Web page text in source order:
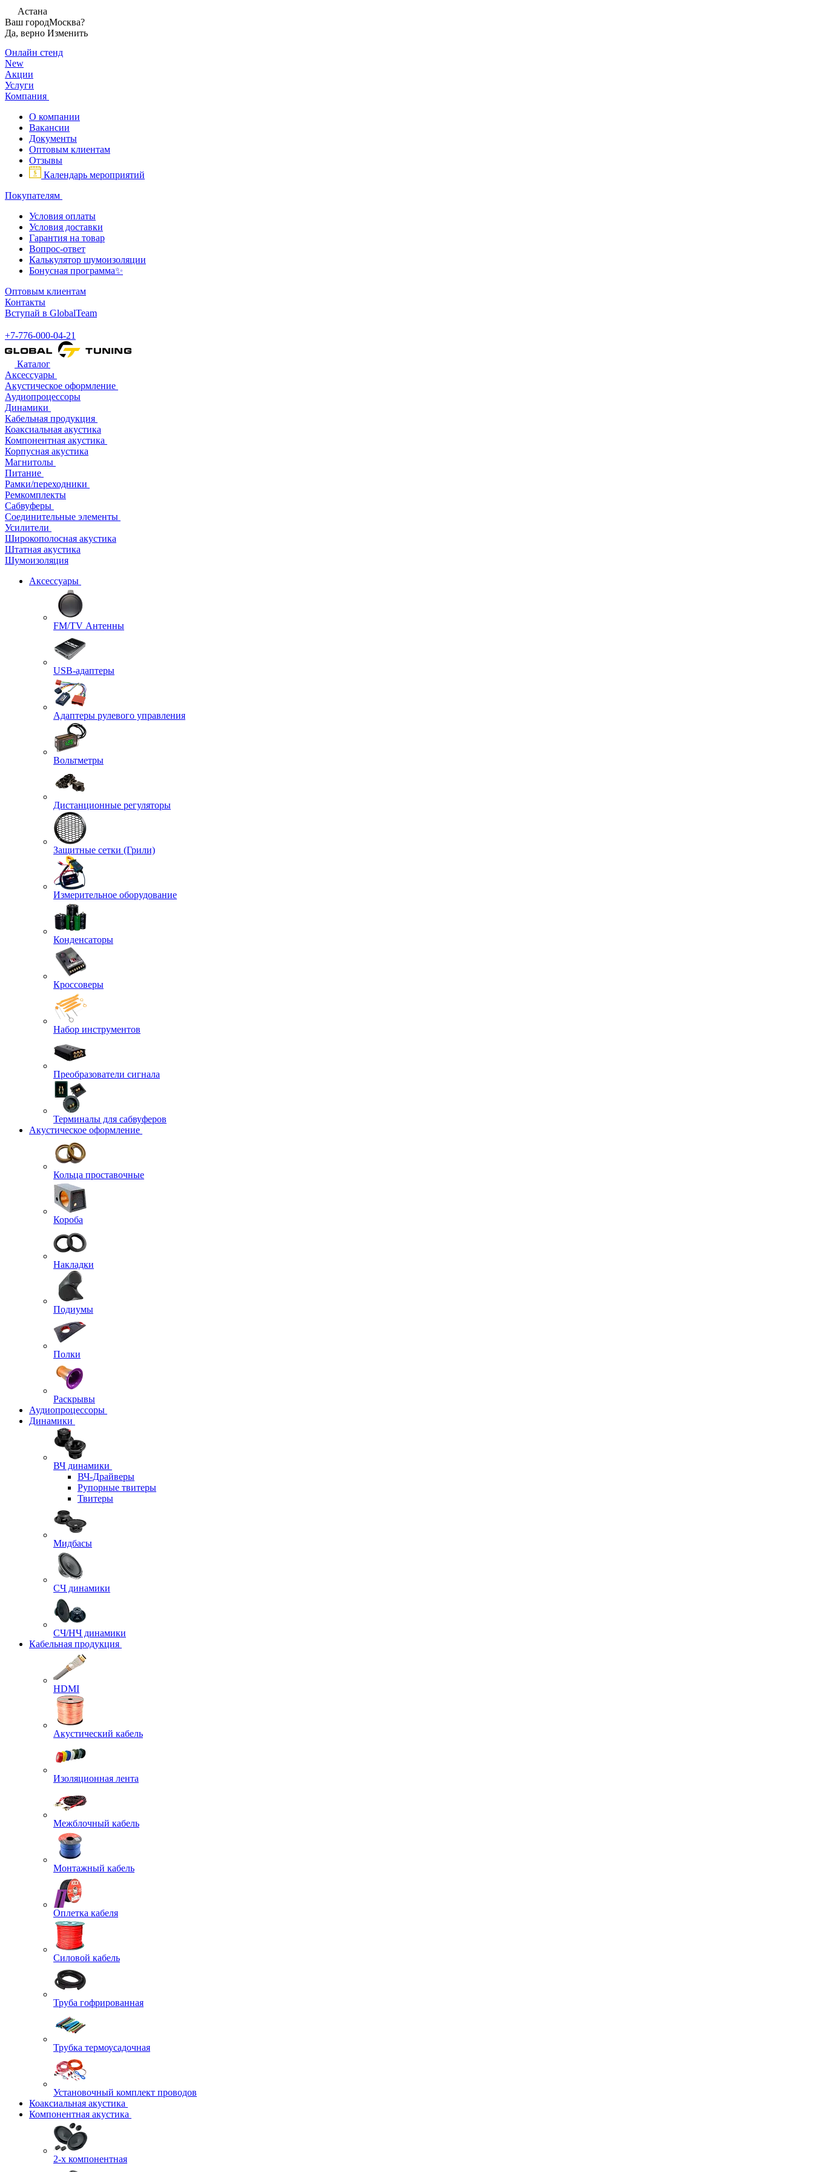
Астана
Ваш городМосква?
Да, верно Изменить
Онлайн стенд
New
Акции
Услуги
Компания
О компании
Вакансии
Документы
Оптовым клиентам
Отзывы
Календарь мероприятий
Покупателям
Условия оплаты
Условия доставки
Гарантия на товар
Вопрос-ответ
Калькулятор шумоизоляции
Бонусная программа✨
Оптовым клиентам
Контакты
Вступай в GlobalTeam
+7-776-000-04-21
Каталог
Аксессуары
Акустическое оформление
Аудиопроцессоры
Динамики
Кабельная продукция
Коаксиальная акустика
Компонентная акустика
Корпусная акустика
Магнитолы
Питание
Рамки/переходники
Ремкомплекты
Сабвуферы
Соединительные элементы
Усилители
Широкополосная акустика
Штатная акустика
Шумоизоляция
Аксессуары
FM/TV Антенны
USB-адаптеры
Адаптеры рулевого управления
Вольтметры
Дистанционные регуляторы
Защитные сетки (Грили)
Измерительное оборудование
Конденсаторы
Кроссоверы
Набор инструментов
Преобразователи сигнала
Терминалы для сабвуферов
Акустическое оформление
Кольца проставочные
Короба
Накладки
Подиумы
Полки
Раскрывы
Аудиопроцессоры
Динамики
ВЧ динамики
ВЧ-Драйверы
Рупорные твитеры
Твитеры
Мидбасы
СЧ динамики
СЧ/НЧ динамики
Кабельная продукция
HDMI
Акустический кабель
Изоляционная лента
Межблочный кабель
Монтажный кабель
Оплетка кабеля
Силовой кабель
Труба гофрированная
Трубка термоусадочная
Установочный комплект проводов
Коаксиальная акустика
Компонентная акустика
2-х компонентная